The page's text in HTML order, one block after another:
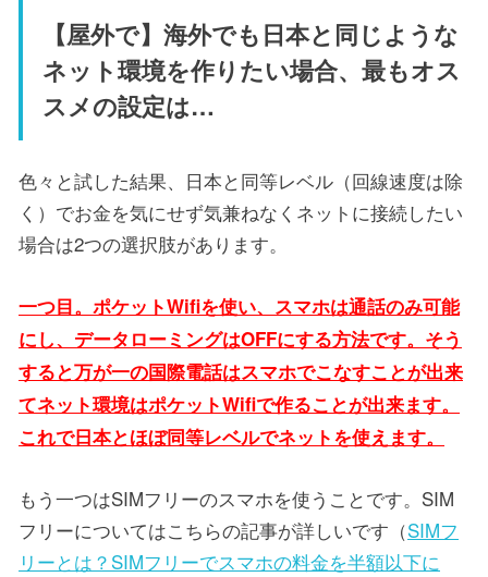
【屋外で】海外でも日本と同じような
ネット環境を作りたい場合、最もオス
スメの設定は…
色々と試した結果、日本と同等レベル（回線速度は除
く）でお金を気にせず気兼ねなくネットに接続したい
場合は2つの選択肢があります。
一つ目。ポケットWifiを使い、スマホは通話のみ可能
にし、データローミングはOFFにする方法です。そう
すると万が一の国際電話はスマホでこなすことが出来
てネット環境はポケットWifiで作ることが出来ます。
これで日本とほぼ同等レベルでネットを使えます。
もう一つはSIMフリーのスマホを使うことです。SIM
フリーについてはこちらの記事が詳しいです（SIMフ
リーとは？SIMフリーでスマホの料金を半額以下に